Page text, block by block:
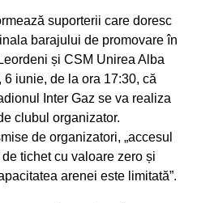
suporterii care doresc
barajului de promovare în
și CSM Unirea Alba
6 iunie, de la ora 17:30, că
Inter Gaz se va realiza
clubul organizator.
de organizatori, „accesul
tichet cu valoare zero și
arenei este limitată”.